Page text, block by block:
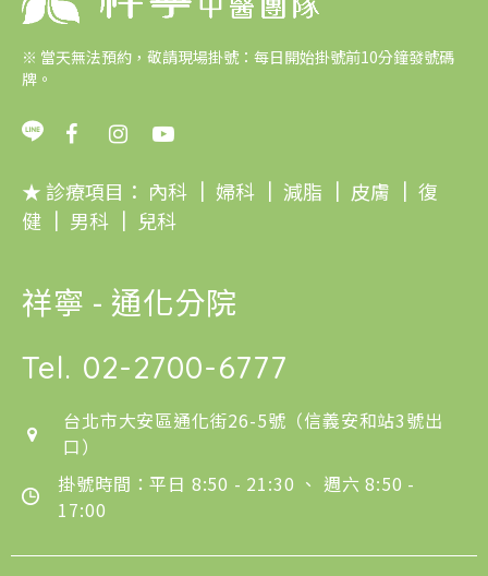
※ 當天無法預約，敬請現場掛號：每日開始掛號前10分鐘發號碼
牌。
★ 診療項目： 內科 ｜ 婦科 ｜ 減脂 ｜ 皮膚 ｜ 復
健 ｜ 男科 ｜ 兒科
祥寧 - 通化分院
Tel. 02-2700-6777
台北市大安區通化街26-5號（信義安和站3號出
口）
掛號時間：平日 8:50 - 21:30 、 週六 8:50 -
17:00